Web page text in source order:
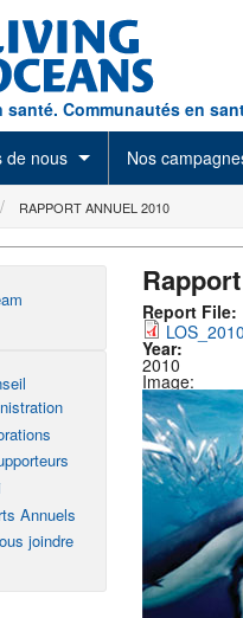
santé. Communautés en
de nous Nos
RAPPORT ANNUEL 2010
Report File:
Year:
2010
Image:
Annuels
joindre